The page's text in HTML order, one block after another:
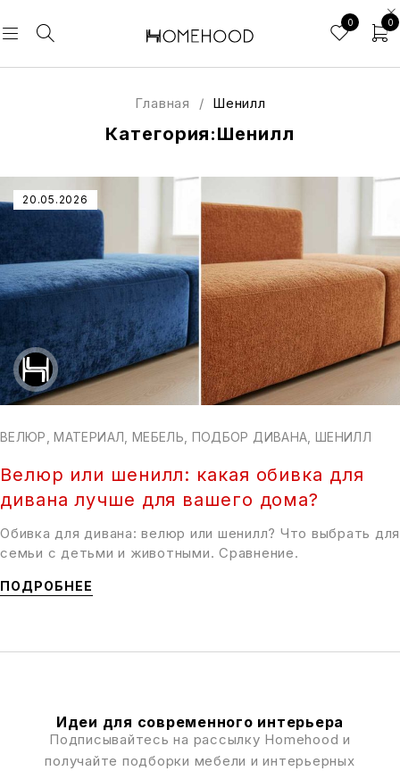
0 0
Категория:Шенилл
Главная / Шенилл
20.05.2026
ВЕЛЮР ,МАТЕРИАЛ МЕБЕЛЬ ПОДБОР ДИВАНА ШЕНИЛЛ
Велюр или шенилл: какая обивка для
дивана лучше для вашего дома?
Обивка для дивана: велюр или шенилл? Что выбрать для
семьи с детьми и животными. Сравнение.
ПОДРОБНЕЕ
Идеи для современного интерьера
Подписывайтесь на рассылку Homehood и
получайте подборки мебели и интерьерных